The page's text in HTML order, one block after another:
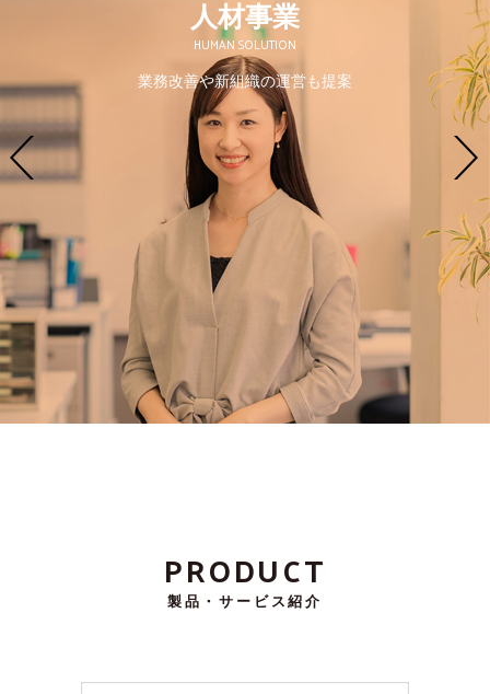
人材事業
HUMAN SOLUTION
業務改善や新組織の運営も提案
PRODUCT
製品・サービス紹介